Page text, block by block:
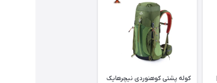
|
کوله پشتی کوهنوردی نیچرهایک